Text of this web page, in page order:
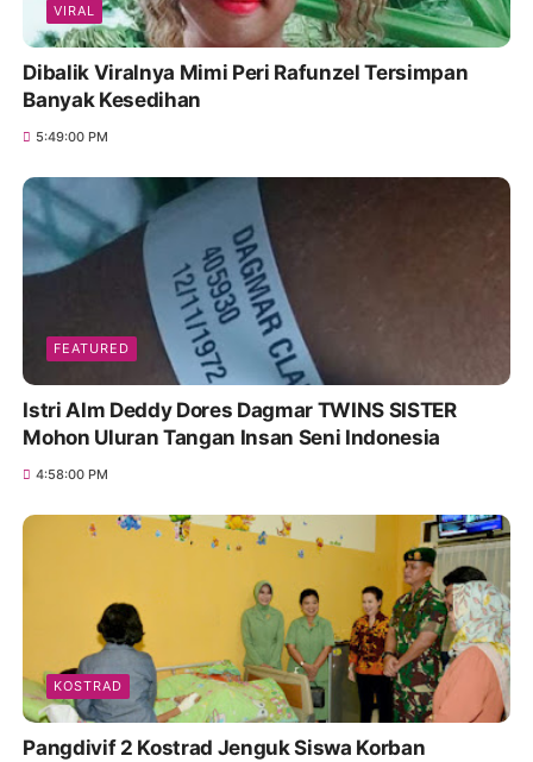
VIRAL
Dibalik Viralnya Mimi Peri Rafunzel Tersimpan
Banyak Kesedihan
5:49:00 PM
FEATURED
Istri Alm Deddy Dores Dagmar TWINS SISTER
Mohon Uluran Tangan Insan Seni Indonesia
4:58:00 PM
KOSTRAD
Pangdivif 2 Kostrad Jenguk Siswa Korban